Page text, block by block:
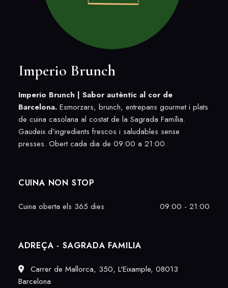
Imperio Brunch
Imperio Brunch | Sabor autèntic al cor de
Barcelona.Esmorzars, brunch, entrepans gourmet i plats
de cuina casolana al costat de la Sagrada Família.
Gaudeix d’ingredients frescos i saludables sense
presses. Obert cada dia de 09:00 a 21:00.
CUINA NON STOP
Cuina oberta els 365 dies 09:00 - 21:00
ADREÇA - SAGRADA FAMILIA
Carrer de Mallorca, 350, L'Eixample, 08013
Barcelona